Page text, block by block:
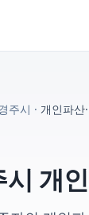
주시 · 개인파산
시 개